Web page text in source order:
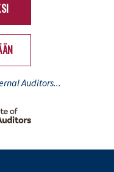
Auditors...